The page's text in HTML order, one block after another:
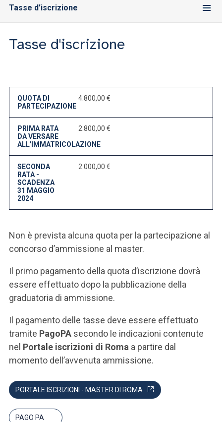
ACCEDI A CLOUDMAIL
Tasse d'iscrizione
Tasse d'iscrizione
QUOTA DI
PARTECIPAZIONE
4.800,00 €
PRIMA RATA
DA VERSARE
ALL'IMMATRICOLAZIONE
2.800,00 €
SECONDA
RATA -
SCADENZA
31 MAGGIO
2024
2.000,00 €
Non è prevista alcuna quota per la partecipazione al
concorso d’ammissione al master.
Il primo pagamento della quota d’iscrizione dovrà
essere effettuato dopo la pubblicazione della
graduatoria di ammissione.
Il pagamento delle tasse deve essere effettuato
tramite PagoPA secondo le indicazioni contenute
nel Portale iscrizioni di Roma a partire dal
momento dell’avvenuta ammissione.
PORTALE ISCRIZIONI - MASTER DI ROMA
PAGO PA